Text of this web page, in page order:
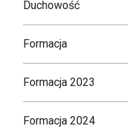
Duchowość
Formacja
Formacja 2023
Formacja 2024